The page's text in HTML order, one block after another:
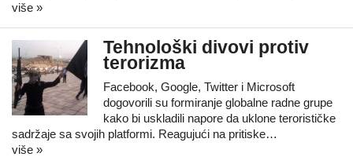
više »
Tehnološki divovi protiv
terorizma
Facebook, Google, Twitter i Microsoft
dogovorili su formiranje globalne radne grupe
kako bi uskladili napore da uklone terorističke
sadržaje sa svojih platformi. Reagujući na pritiske…
više »